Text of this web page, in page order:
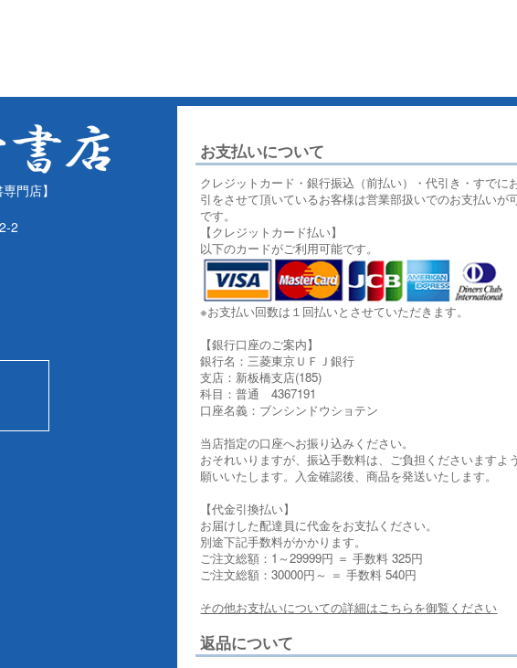
門店】
2
お支払いについて
クレジットカード・銀行振込（前払い）・代引き・すでに
引をさせて頂いているお客様は営業部扱いでのお支払いが
です。
【クレジットカード払い】
以下のカードがご利用可能です。
※お支払い回数は１回払いとさせていただきます。
【銀行口座のご案内】
銀行名：三菱東京ＵＦＪ銀行
支店：新板橋支店(185)
科目：普通 4367191
口座名義：ブンシンドウショテン
当店指定の口座へお振り込みください。
おそれいりますが、振込手数料は、ご負担くださいますよ
願いいたします。入金確認後、商品を発送いたします。
【代金引換払い】
お届けした配達員に代金をお支払ください。
別途下記手数料がかかります。
ご注文総額：1～29999円 ＝ 手数料 325円
ご注文総額：30000円～ ＝ 手数料 540円
その他お支払いについての詳細はこちらを御覧ください
返品について